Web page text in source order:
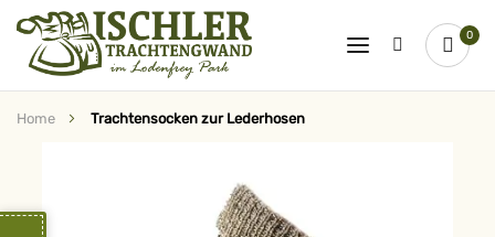
0
Home Trachtensocken zur Lederhosen
springen